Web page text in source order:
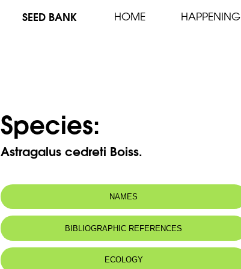
SEED BANK HOME HAPPENING
Species:
Astragalus cedreti Boiss.
NAMES
Common name: Astragale des cèdres
Arabic name: أَسْطراغالس الأرز
BIBLIOGRAPHIC REFERENCES
ECOLOGY